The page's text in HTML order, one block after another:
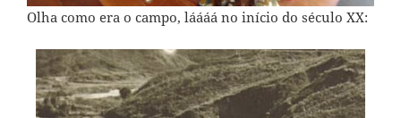
Olha como era o campo, láááá no início do século XX: